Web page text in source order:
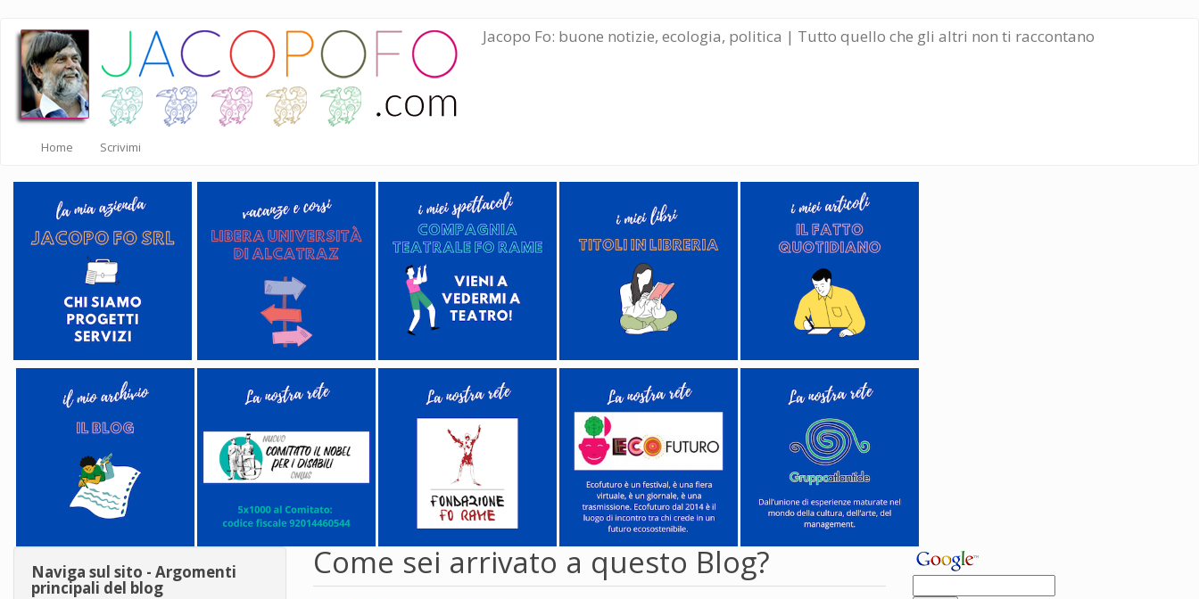
Salta
contenuto
principale
Jacopo Fo: buone notizie, ecologia, politica | Tutto quello che gli altri non ti raccontano
Home Scrivimi
Naviga sul sito - Argomenti
principali del blog
Come sei arrivato a questo Blog?